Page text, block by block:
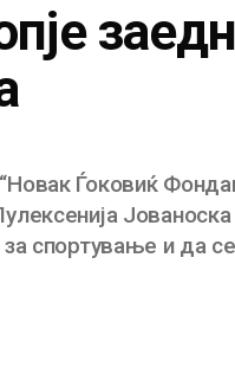
Ѓоковиќ
за спортување и да